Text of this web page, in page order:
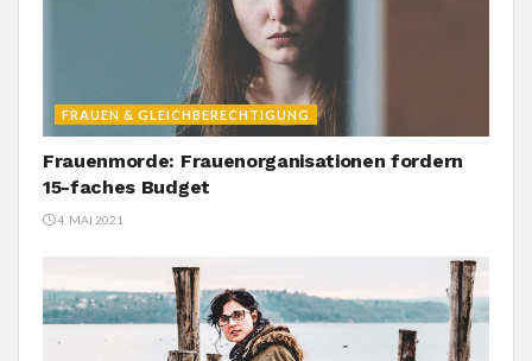
FRAUEN & GLEICHBERECHTIGUNG
Frauenmorde: Frauenorganisationen fordern
15-faches Budget
4. MAI 2021